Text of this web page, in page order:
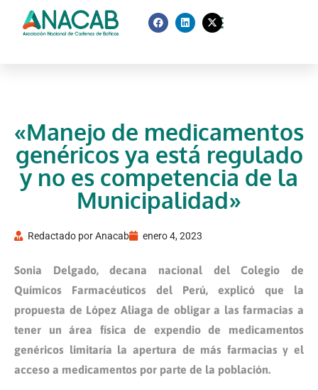
«Manejo de medicamentos
genéricos ya está regulado
y no es competencia de la
Municipalidad»
Redactado porAnacab enero 4, 2023
Sonia Delgado, decana nacional del Colegio de
Químicos Farmacéuticos del Perú, explicó que la
propuesta de López Aliaga de obligar a las farmacias a
tener un área física de expendio de medicamentos
genéricos limitaría la apertura de más farmacias y el
acceso a medicamentos por parte de la población.